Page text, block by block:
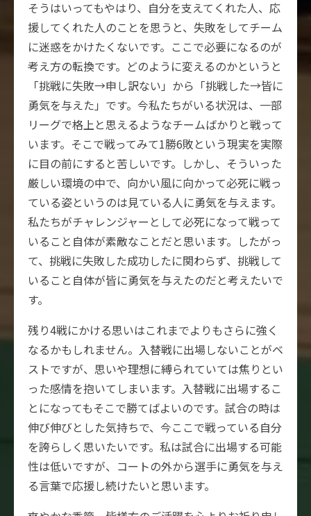
そうはいってもやはり、自分を支えてくれた人、応
援してくれた人のことを思うと、失敗をしてチーム
に迷惑をかけたくないです。ここで必要になるのが
考え方の転換です。どのように変えるのかというと
「挑戦に失敗→申し訳ない」から「挑戦した→皆に
勇気を与えた」です。今私たちがいる状況は、一部
リーグで格上と思えるようなチームばかりと戦って
います。そこで戦ってみて1勝6敗という現実を実際
に目の前にすると苦しいです。しかし、そういった
厳しい環境の中で、向かい風に向かって必死に戦っ
ている姿というのは見ている人に勇気を与えます。
私たちがチャレンジャーとして必死になって戦って
いること自体が素敵なことだと思います。したがっ
て、挑戦に失敗した成功したに関わらず、挑戦して
いること自体が皆に勇気を与えたのだと考えたいで
す。
残り4戦にかける思いはこれまでよりもさらに強く
なるかもしれません。入替戦に出場しないことがベ
ストですが、思いや理想に縛られていては焦りとい
った感情を抱いてしまいます。入替戦に出場するこ
とになってもそこで勝てばよいのです。試合の時は
伸び伸びとした気持ちで、今ここで戦っている自分
を誇らしく思いたいです。私は試合に出場する可能
性は低いですが、コートの外から選手に勇気を与え
る言葉で応援し続けたいと思います。